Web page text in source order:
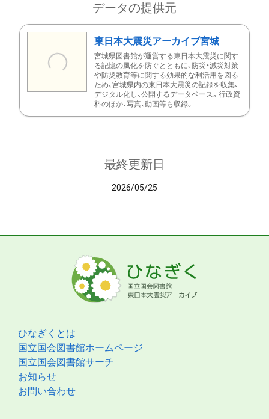
データの提供元
東日本大震災アーカイブ宮城
宮城県図書館が運営する東日本大震災に関す
る記憶の風化を防ぐとともに、防災・減災対策
や防災教育等に関する効果的な利活用を図る
ため、宮城県内の東日本大震災の記録を収集、
デジタル化し、公開するデータベース。行政資
料のほか、写真、動画等も収録。
最終更新日
2026/05/25
ひなぎくとは
国立国会図書館ホームページ
国立国会図書館サーチ
お知らせ
お問い合わせ